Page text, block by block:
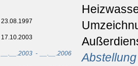
23.08.1997
17.10.2003
__.__.2003 - __.__.2006